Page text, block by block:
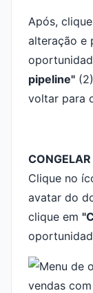
Após,
alteração e
pipeline"
voltar para
CONGELAR
Clique no
avatar do
clique em